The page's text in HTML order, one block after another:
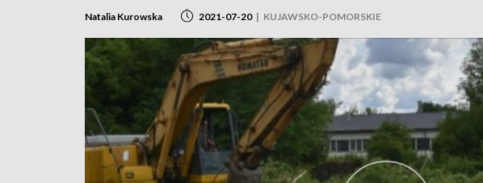
Natalia Kurowska 2021-07-20 | KUJAWSKO-POMORSKIE